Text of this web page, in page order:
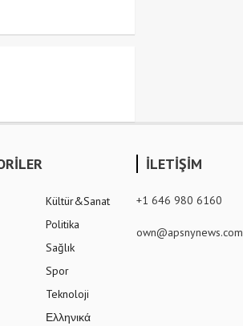
Kültür&Sanat
Politika
Sağlık
Spor
Teknoloji
Ελληνικά
İLETİŞİM
+1 646 980 6160
own@apsnynews.com